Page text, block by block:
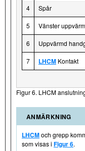
4 Spår
5 Vänster
6 Uppvärmd
7 LHCM Kontakt
Figur 6. LHCM
ANMÄRKNING
LHCMoch grepp
som visas i Figur 6.